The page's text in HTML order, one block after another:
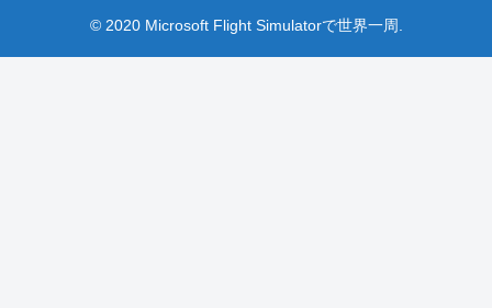
© 2020 Microsoft Flight Simulatorで世界一周.